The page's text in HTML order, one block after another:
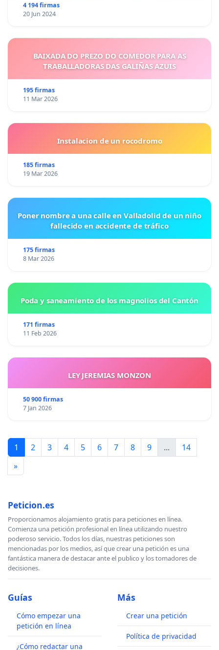
4 194 firmas
20 Jun 2024
BAIXADA DO PREZO DO COMEDOR PARA AS
TRABALLADORAS DAS GALIÑAS AZUIS
195 firmas
11 Mar 2026
Instalacion de un rocodromo
185 firmas
19 Mar 2026
Poner nombre a una calle en Valladolid de un niño
fallecido en accidente de tráfico
175 firmas
8 Mar 2026
Poda y saneamiento de los magnolios del Cantón
171 firmas
11 Feb 2026
LEY JEREMIAS MONZON
50 900 firmas
7 Jan 2026
1 2 3 4 5 6 7 8 9 ...
14
»
Peticion.es
Proporcionamos alojamiento gratis para peticiones en línea.
Comienza una petición profesional en línea utilizando nuestro
poderoso servicio. Todos los días, nuestras peticiones son
mencionadas por los medios, así que crear una petición es una
fantástica manera de destacar ante el publico y los tomadores de
decisiones.
Guías
Cómo empezar una
petición en línea
¿Cómo redactar una
Más
Crear una petición
Política de privacidad